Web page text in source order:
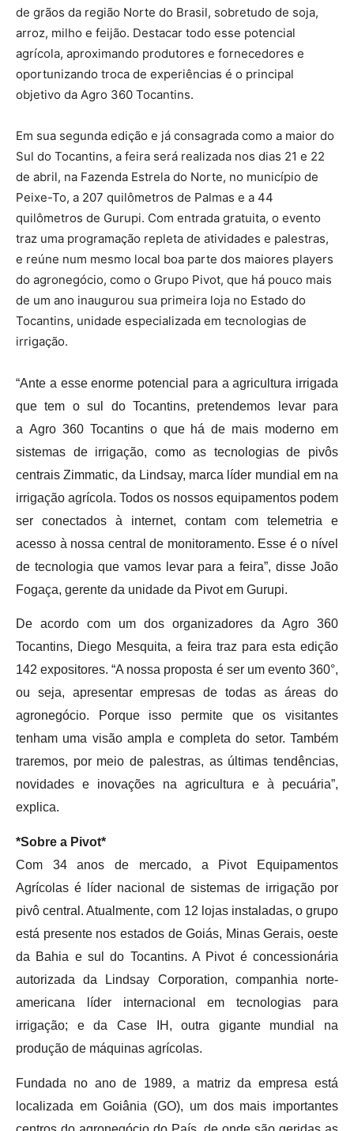
de grãos da região Norte do Brasil, sobretudo de soja,
arroz, milho e feijão. Destacar todo esse potencial
agrícola, aproximando produtores e fornecedores e
oportunizando troca de experiências é o principal
objetivo da Agro 360 Tocantins.
Em sua segunda edição e já consagrada como a maior do
Sul do Tocantins, a feira será realizada nos dias 21 e 22
de abril, na Fazenda Estrela do Norte, no município de
Peixe-To, a 207 quilômetros de Palmas e a 44
quilômetros de Gurupi. Com entrada gratuita, o evento
traz uma programação repleta de atividades e palestras,
e reúne num mesmo local boa parte dos maiores players
do agronegócio, como o Grupo Pivot, que há pouco mais
de um ano inaugurou sua primeira loja no Estado do
Tocantins, unidade especializada em tecnologias de
irrigação.
“Ante a esse enorme potencial para a agricultura irrigada
que tem o sul do Tocantins, pretendemos levar para
a Agro 360 Tocantins o que há de mais moderno em
sistemas de irrigação, como as tecnologias de pivôs
centrais Zimmatic, da Lindsay, marca líder mundial em na
irrigação agrícola. Todos os nossos equipamentos podem
ser conectados à internet, contam com telemetria e
acesso à nossa central de monitoramento. Esse é o nível
de tecnologia que vamos levar para a feira”, disse João
Fogaça, gerente da unidade da Pivot em Gurupi.
De acordo com um dos organizadores da Agro 360
Tocantins, Diego Mesquita, a feira traz para esta edição
142 expositores. “A nossa proposta é ser um evento 360°,
ou seja, apresentar empresas de todas as áreas do
agronegócio. Porque isso permite que os visitantes
tenham uma visão ampla e completa do setor. Também
traremos, por meio de palestras, as últimas tendências,
novidades e inovações na agricultura e à pecuária”,
explica.
*Sobre a Pivot*
Com 34 anos de mercado, a Pivot Equipamentos
Agrícolas é líder nacional de sistemas de irrigação por
pivô central. Atualmente, com 12 lojas instaladas, o grupo
está presente nos estados de Goiás, Minas Gerais, oeste
da Bahia e sul do Tocantins. A Pivot é concessionária
autorizada da Lindsay Corporation, companhia norte-
americana líder internacional em tecnologias para
irrigação; e da Case IH, outra gigante mundial na
produção de máquinas agrícolas.
Fundada no ano de 1989, a matriz da empresa está
localizada em Goiânia (GO), um dos mais importantes